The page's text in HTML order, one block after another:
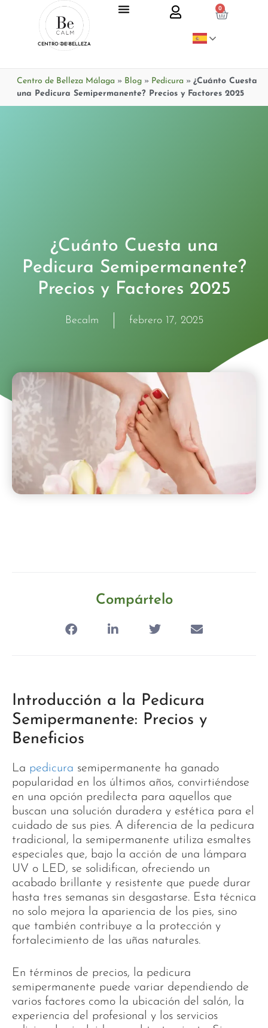
CENTRO DE BELLEZA
0
Centro de Belleza Málaga » Blog» Pedicura » ¿Cuánto Cuesta
una Pedicura Semipermanente? Precios y Factores 2025
¿Cuánto Cuesta una
Pedicura Semipermanente?
Precios y Factores 2025
Becalm febrero 17, 2025
Compártelo
Introducción a la Pedicura
Semipermanente: Precios y
Beneficios
La pedicura semipermanente ha ganado
popularidad en los últimos años, convirtiéndose
en una opción predilecta para aquellos que
buscan una solución duradera y estética para el
cuidado de sus pies. A diferencia de la pedicura
tradicional, la semipermanente utiliza esmaltes
especiales que, bajo la acción de una lámpara
UV o LED, se solidifican, ofreciendo un
acabado brillante y resistente que puede durar
hasta tres semanas sin desgastarse. Esta técnica
no solo mejora la apariencia de los pies, sino
que también contribuye a la protección y
fortalecimiento de las uñas naturales.
En términos de precios, la pedicura
semipermanente puede variar dependiendo de
varios factores como la ubicación del salón, la
experiencia del profesional y los servicios